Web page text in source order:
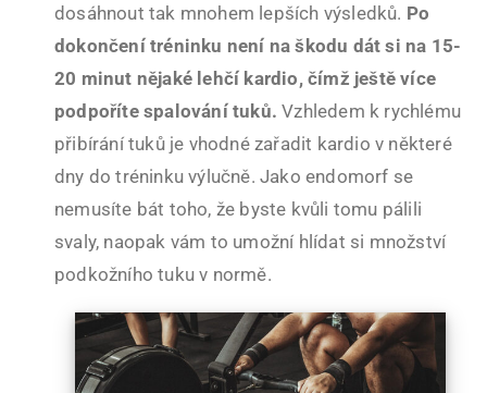
dosáhnout tak mnohem lepších výsledků. Po
dokončení tréninku není na škodu dát si na 15-
20 minut nějaké lehčí kardio, čímž ještě více
podpoříte spalování tuků. Vzhledem k rychlému
přibírání tuků je vhodné zařadit kardio v některé
dny do tréninku výlučně. Jako endomorf se
nemusíte bát toho, že byste kvůli tomu pálili
svaly, naopak vám to umožní hlídat si množství
podkožního tuku v normě.